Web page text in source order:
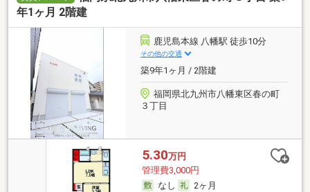
年1ヶ月 2階建
鹿児島本線 八幡駅 徒歩10分
その他の交通
築9年1ヶ月 / 2階建
福岡県北九州市八幡東区春の町
３丁目
5.30万円
管理費3,000円
なし
2ヶ月